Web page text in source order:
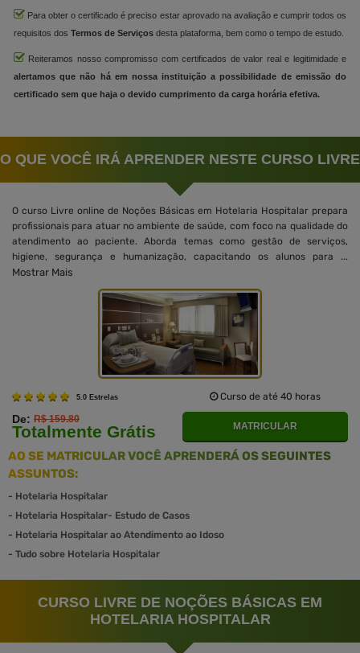
Para obter o certificado é preciso estar aprovado na avaliação e cumprir todos os
requisitos dos Termos de Serviços desta plataforma, bem como o tempo de estudo.
Reiteramos nosso compromisso com certificados de valor real e legitimidade e
alertamos que não há em nossa instituição a possibilidade de emissão do
certificado sem que haja o devido cumprimento da carga horária efetiva.
O QUE VOCÊ IRÁ APRENDER NESTE CURSO LIVRE
O curso Livre online de Noções Básicas em Hotelaria Hospitalar prepara
profissionais para atuar no ambiente de saúde, com foco na qualidade do
atendimento ao paciente. Aborda temas como gestão de serviços,
higiene, segurança e humanização, capacitando os alunos para ...
Mostrar Mais
5.0 Estrelas Curso de até 40 horas
De: R$ 159.80
Totalmente Grátis MATRICULAR
AO SE MATRICULAR VOCÊ APRENDERÁ OS SEGUINTES
ASSUNTOS:
- Hotelaria Hospitalar
- Hotelaria Hospitalar- Estudo de Casos
- Hotelaria Hospitalar ao Atendimento ao Idoso
- Tudo sobre Hotelaria Hospitalar
CURSO LIVRE DE NOÇÕES BÁSICAS EM
HOTELARIA HOSPITALAR